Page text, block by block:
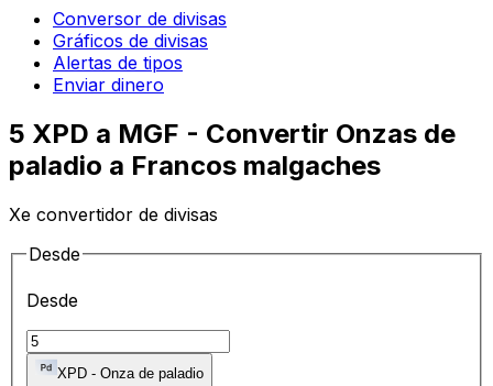
Conversor de divisas
Gráficos de divisas
Alertas de tipos
Enviar dinero
5 XPD a MGF - Convertir Onzas de
paladio a Francos malgaches
Xe convertidor de divisas
Desde
Desde
XPD - Onza de paladio